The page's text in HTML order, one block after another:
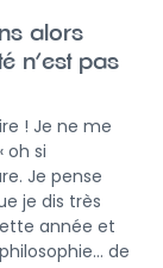
alors
n’est pas
! Je ne me
oh si
Je pense
je dis très
année et
de